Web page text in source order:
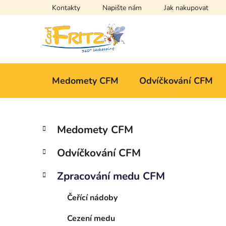
na
Kontakty Napište nám Jak nakupovat
Medomety CFM Odvíčkování CFM
P
s
r
Přeskočit
kategorie
K
a
e
o
Medomety CFM
Odvíčkování CFM
Zpracování medu CFM
Čeřící nádoby
Cezení medu